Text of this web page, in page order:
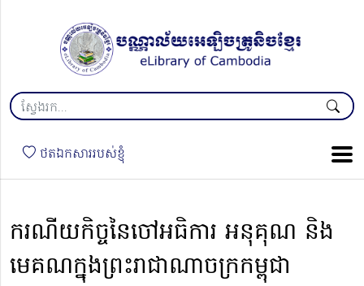
ថតឯកសាររបស់ខ្ញុំ
ករណីយកិច្ចនៃចៅអធិការ អនុគុណ និង
មេគណក្នុងព្រះរាជាណាចក្រកម្ពុជា